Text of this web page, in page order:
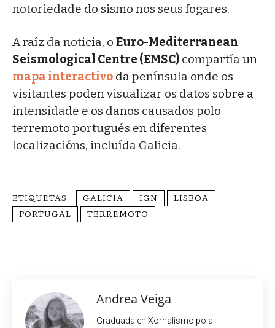
notoriedade do sismo nos seus fogares.
A raíz da noticia, o Euro-Mediterranean
Seismological Centre (EMSC) compartía un
mapa interactivo da península onde os
visitantes poden visualizar os datos sobre a
intensidade e os danos causados polo
terremoto portugués en diferentes
localizacións, incluída Galicia.
ETIQUETAS GALICIA IGN
LISBOA
PORTUGAL
TERREMOTO
Andrea Veiga
Graduada en Xornalismo pola